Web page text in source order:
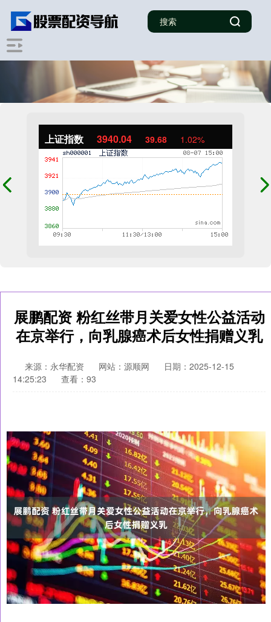
上证指数 3940.04 39.68 1.02%
展鹏配资 粉红丝带月关爱女性公益活动
在京举行，向乳腺癌术后女性捐赠义乳
来源：永华配资 网站：源顺网
日期：2025-12-15
14:25:23
查看：93